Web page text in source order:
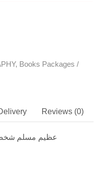
, Books Packages /
Reviews (0)
عظیم مسلم شخصیات